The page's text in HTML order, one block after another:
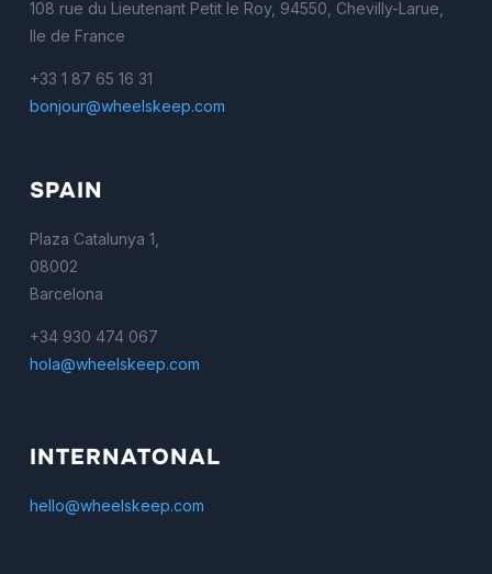
108 rue du Lieutenant Petit le Roy, 94550, Chevilly-Larue,
Ile de France
+33 1 87 65 16 31
bonjour@wheelskeep.com
SPAIN
Plaza Catalunya 1,
08002
Barcelona
+34 930 474 067
hola@wheelskeep.com
INTERNATONAL
hello@wheelskeep.com